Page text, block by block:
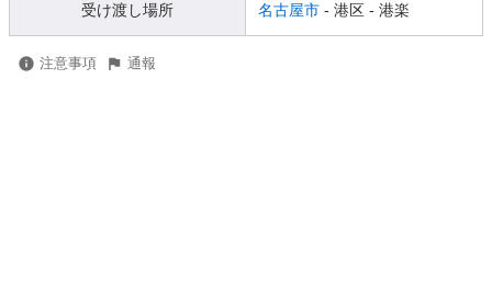
受け渡し場所 名古屋市 - 港区 - 港楽
注意事項 通報